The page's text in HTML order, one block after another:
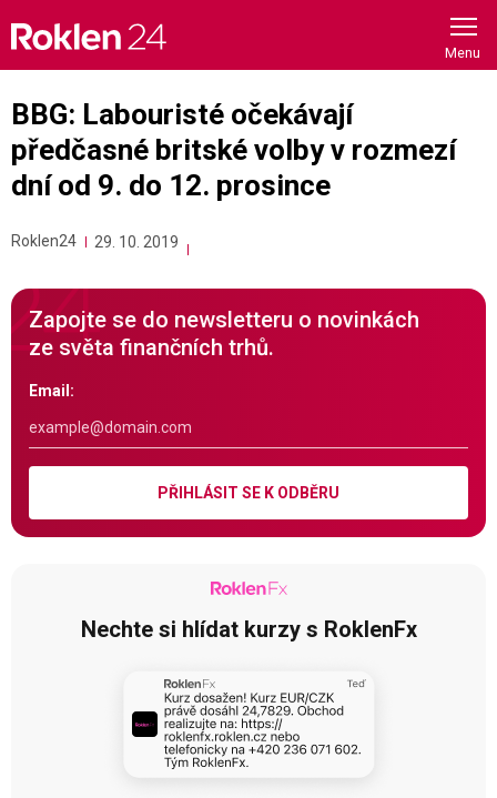
content
BBG: Labouristé očekávají
předčasné britské volby v rozmezí
dní od 9. do 12. prosince
Roklen24 29. 10. 2019
Zapojte se do newsletteru o novinkách
ze světa finančních trhů.
Email:
PŘIHLÁSIT SE K ODBĚRU
Nechte si hlídat kurzy s RoklenFx